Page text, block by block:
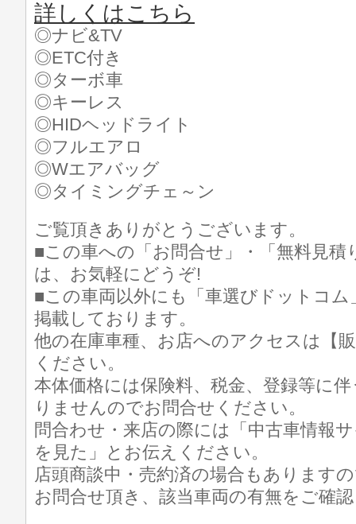
詳しくはこちら
◎ナビ&TV
◎ETC付き
◎ターボ車
◎キーレス
◎HIDヘッドライト
◎フルエアロ
◎Wエアバッグ
◎タイミングチェ～ン
ご覧頂きありがとうございます。
■この車への「お問合せ」・「無料見積
は、お気軽にどうぞ!
■この車両以外にも「車選びドットコ
掲載しております。
他の在庫車種、お店へのアクセスは【
ください。
本体価格には保険料、税金、登録等に
りませんのでお問合せください。
問合わせ・来店の際には「中古車情報
を見た」とお伝えください。
店頭商談中・売約済の場合もあります
お問合せ頂き、該当車両の有無をご確